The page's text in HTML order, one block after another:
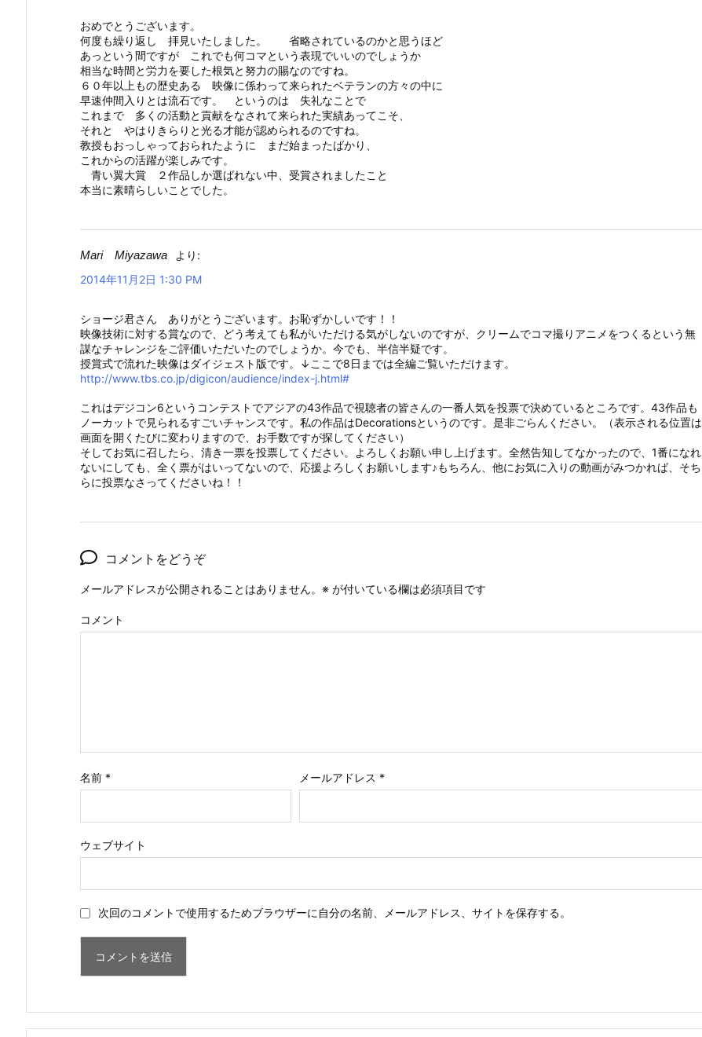
おめでとうございます。
何度も繰り返し 拝見いたしました。 省略されているのかと思うほど
あっという間ですが これでも何コマという表現でいいのでしょうか
相当な時間と労力を要した根気と努力の賜なのですね。
６０年以上もの歴史ある 映像に係わって来られたベテランの方々の中に
早速仲間入りとは流石です。 というのは 失礼なことで
これまで 多くの活動と貢献をなされて来られた実績あってこそ、
それと やはりきらりと光る才能が認められるのですね。
教授もおっしゃっておられたように まだ始まったばかり、
これからの活躍が楽しみです。
青い翼大賞 ２作品しか選ばれない中、受賞されましたこと
本当に素晴らしいことでした。
Mari Miyazawa
より:
2014年11月2日 1:30 PM
ショージ君さん ありがとうございます。お恥ずかしいです！！
映像技術に対する賞なので、どう考えても私がいただける気がしないのですが、クリームでコマ撮りアニメをつくるという無
謀なチャレンジをご評価いただいたのでしょうか。今でも、半信半疑です。
授賞式で流れた映像はダイジェスト版です。↓ここで8日までは全編ご覧いただけます。
http://www.tbs.co.jp/digicon/audience/index-j.html#
これはデジコン6というコンテストでアジアの43作品で視聴者の皆さんの一番人気を投票で決めているところです。43作品も
ノーカットで見られるすごいチャンスです。私の作品はDecorationsというのです。是非ごらんください。（表示される位置は
画面を開くたびに変わりますので、お手数ですが探してください）
そしてお気に召したら、清き一票を投票してください。よろしくお願い申し上げます。全然告知してなかったので、1番になれ
ないにしても、全く票がはいってないので、応援よろしくお願いします♪もちろん、他にお気に入りの動画がみつかれば、そち
らに投票なさってくださいね！！
コメントをどうぞ
メールアドレスが公開されることはありません。 ※ が付いている欄は必須項目です
コメント
名前 * メールアドレス *
ウェブサイト
次回のコメントで使用するためブラウザーに自分の名前、メールアドレス、サイトを保存する。